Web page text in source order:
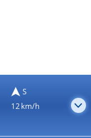
S
12 km/h